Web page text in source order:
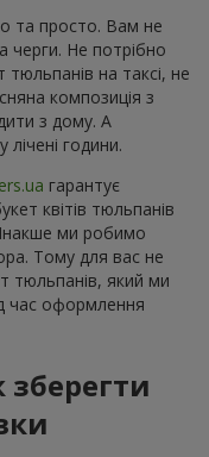
та просто. Вам не
черги. Не потрібно
на таксі, не
композиція з
з дому. А
лічені години.
гарантує
квітів тюльпанів
ми робимо
Тому для вас не
тюльпанів, який ми
час оформлення